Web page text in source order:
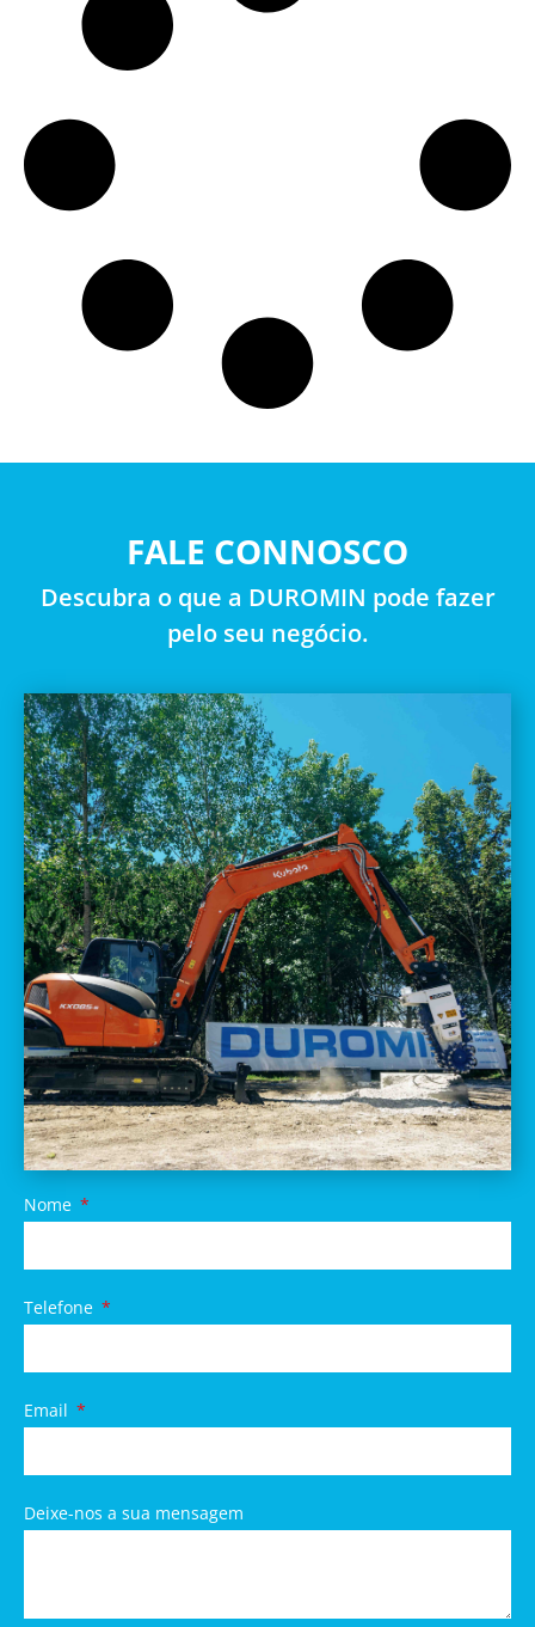
FALE CONNOSCO
Descubra o que a DUROMIN pode fazer
pelo seu negócio.
Nome
Telefone
Email
Deixe-nos a sua mensagem